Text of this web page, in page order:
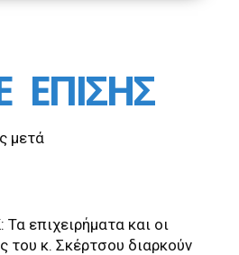
ΕΠΙΣΗΣ
μετά
επιχειρήματα και οι
του κ. Σκέρτσου διαρκούν